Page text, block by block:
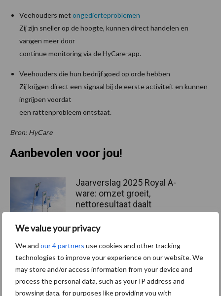
We value your privacy
We and our 4 partners use cookies and other tracking
technologies to improve your experience on our website. We
may store and/or access information from your device and
process the personal data, such as your IP address and
browsing data, for purposes like providing you with
Veehouders met ongedierteproblemen
Zij zijn sneller op de hoogte, kunnen direct handelen en
vangen meer door
continue monitoring via de HyCare-app.
Veehouders die hun bedrijf goed op orde hebben
Zij krijgen direct een signaal bij de eerste activiteit en kunnen
ingrijpen voordat
een rattenprobleem ontstaat.
Bron: HyCare
Aanbevolen voor jou!
Jaarverslag 2025 Royal A-
ware: omzet groeit,
nettoresultaat daalt
Machines en werktuigen
gewild doelwit criminelen